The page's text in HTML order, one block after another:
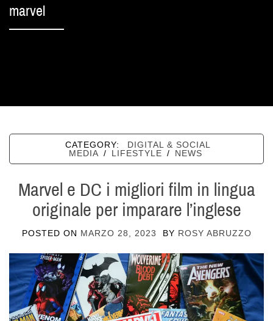
marvel
CATEGORY:
DIGITAL & SOCIAL
MEDIA / LIFESTYLE / NEWS
Marvel e DC i migliori film in lingua
originale per imparare l’inglese
POSTED ON MARZO 28, 2023 BY ROSY ABRUZZO